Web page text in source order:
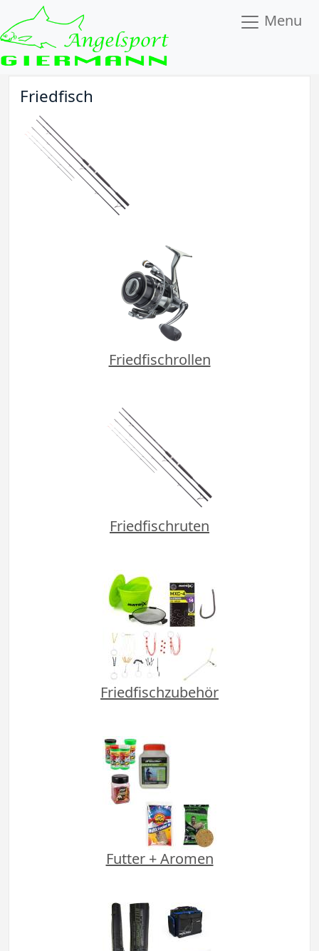
Menu
Friedfisch
Friedfischrollen
Friedfischruten
Friedfischzubehör
Futter + Aromen